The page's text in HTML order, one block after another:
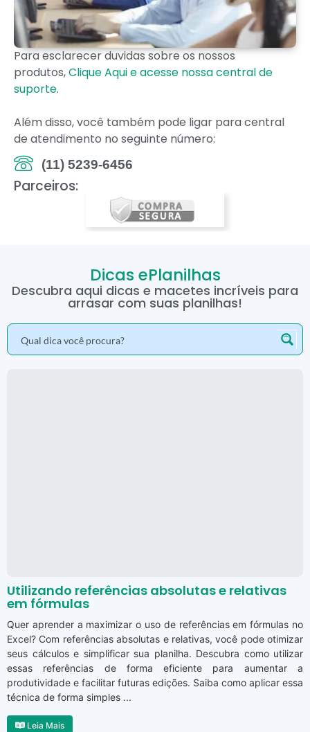
Para esclarecer duvidas sobre os nossos
produtos,Clique Aqui e acesse nossa central de
suporte.
Além disso, você também pode ligar para central
de atendimento no seguinte número:
(11) 5239-6456
Parceiros:
Dicas ePlanilhas
Descubra aqui dicas e macetes incríveis para
arrasar com suas planilhas!
Utilizando referências absolutas e relativas
em fórmulas
Quer aprender a maximizar o uso de referências em fórmulas no
Excel? Com referências absolutas e relativas, você pode otimizar
seus cálculos e simplificar sua planilha. Descubra como utilizar
essas referências de forma eficiente para aumentar a
produtividade e facilitar futuras edições. Saiba como aplicar essa
técnica de forma simples ...
Leia Mais